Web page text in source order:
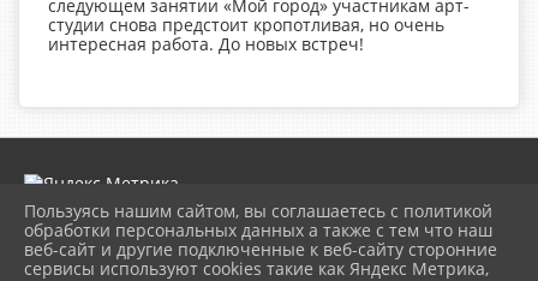
следующем занятии «Мой город» участникам арт-
студии снова предстоит кропотливая, но очень
интересная работа. До новых встреч!
2026 г. museumkam.ru
Пользуясь нашим сайтом, вы соглашаетесь с политикой
обработки персональных данных а также с тем что наш
веб-сайт и другие подключенные к веб-сайту сторонние
сервисы используют cookies такие как Яндекс Метрика,